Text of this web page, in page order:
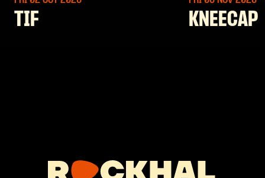
TIF KNEECAP